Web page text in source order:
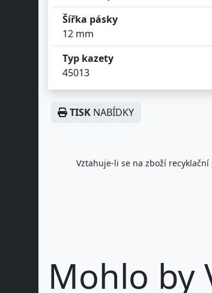
Šířka pásky
12 mm
Typ kazety
45013
TISK NABÍDKY
Vztahuje-li se na zboží
Mohlo by